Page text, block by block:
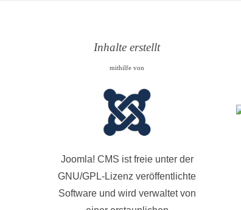
Inhalte erstellt
mithilfe von
Joomla! CMS ist freie unter der
GNU/GPL-Lizenz veröffentlichte
Software und wird verwaltet von